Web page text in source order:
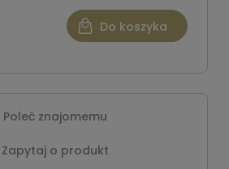
Do koszyka
Zapytaj o produkt
Poleć znajomemu